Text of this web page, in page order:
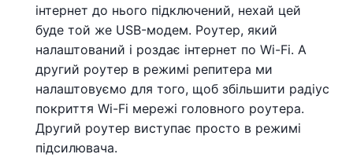
інтернет до нього підключений, нехай цей
буде той же USB-модем. Роутер, який
налаштований і роздає інтернет по Wi-Fi. А
другий роутер в режимі репитера ми
налаштовуємо для того, щоб збільшити радіус
покриття Wi-Fi мережі головного роутера.
Другий роутер виступає просто в режимі
підсилювача.